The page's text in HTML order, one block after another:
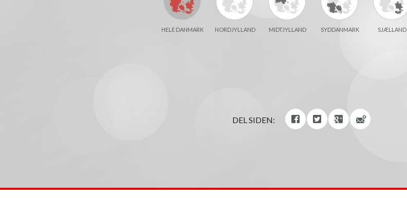
HELE DANMARK NORDJYLLAND MIDTJYLLAND SYDDANMARK SJÆLLAND
DEL SIDEN: